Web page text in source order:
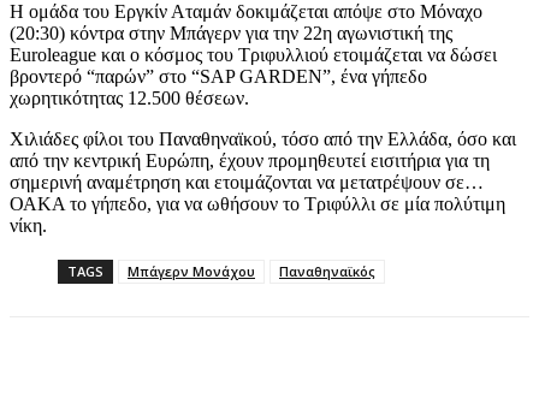
Η ομάδα του Εργκίν Αταμάν δοκιμάζεται απόψε στο Μόναχο
(20:30) κόντρα στην Μπάγερν για την 22η αγωνιστική της
Euroleague και ο κόσμος του Τριφυλλιού ετοιμάζεται να δώσει
βροντερό “παρών” στο “SAP GARDEN”, ένα γήπεδο
χωρητικότητας 12.500 θέσεων.
Χιλιάδες φίλοι του Παναθηναϊκού, τόσο από την Ελλάδα, όσο και
από την κεντρική Ευρώπη, έχουν προμηθευτεί εισιτήρια για τη
σημερινή αναμέτρηση και ετοιμάζονται να μετατρέψουν σε…
ΟΑΚΑ το γήπεδο, για να ωθήσουν το Τριφύλλι σε μία πολύτιμη
νίκη.
TAGS Μπάγερν Μονάχου Παναθηναϊκός